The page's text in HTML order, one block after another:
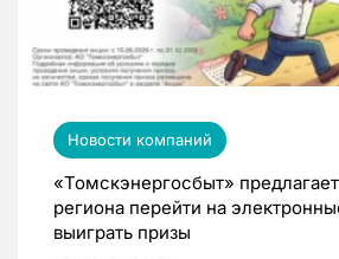
Новости компаний
«Томскэнергосбыт»
региона перейти на
выиграть призы